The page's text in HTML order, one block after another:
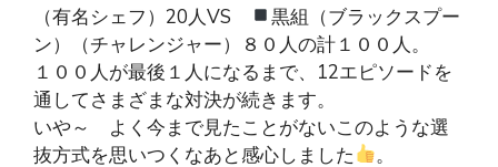
（有名シェフ）20人VS
黒組（ブラックスプー
ン）（チャレンジャー）８０人の計１００人。
１００人が最後１人になるまで、12エピソードを
通してさまざまな対決が続きます。
いや～ よく今まで見たことがないこのような選
抜方式を思いつくなあと感心しました
。